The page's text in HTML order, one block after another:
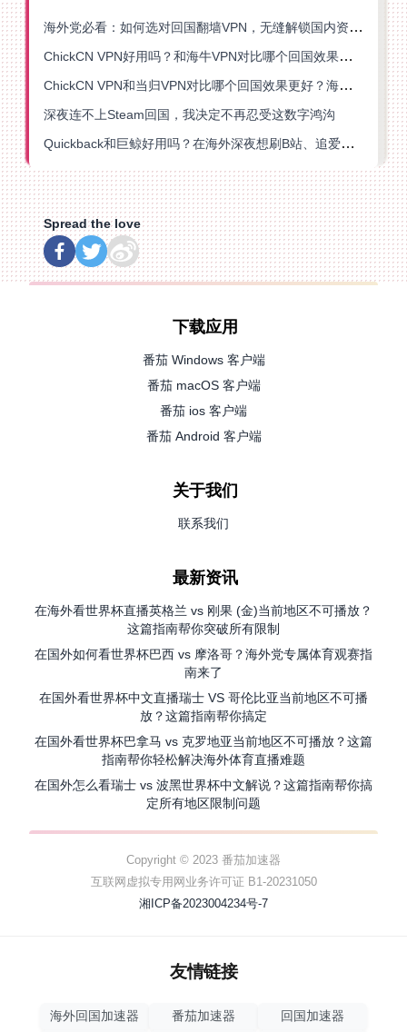
海外党必看：如何选对回国翻墙VPN，无缝解锁国内资源？
ChickCN VPN好用吗？和海牛VPN对比哪个回国效果更好？
ChickCN VPN和当归VPN对比哪个回国效果更好？海外党亲测后选了它
深夜连不上Steam回国，我决定不再忍受这数字鸿沟
Quickback和巨鲸好用吗？在海外深夜想刷B站、追爱奇艺的你，或许正需要这份答案
Spread the love
下载应用
番茄 Windows 客户端
番茄 macOS 客户端
番茄 ios 客户端
番茄 Android 客户端
关于我们
联系我们
最新资讯
在海外看世界杯直播英格兰 vs 刚果 (金)当前地区不可播放？
这篇指南帮你突破所有限制
在国外如何看世界杯巴西 vs 摩洛哥？海外党专属体育观赛指
南来了
在国外看世界杯中文直播瑞士 VS 哥伦比亚当前地区不可播
放？这篇指南帮你搞定
在国外看世界杯巴拿马 vs 克罗地亚当前地区不可播放？这篇
指南帮你轻松解决海外体育直播难题
在国外怎么看瑞士 vs 波黑世界杯中文解说？这篇指南帮你搞
定所有地区限制问题
Copyright © 2023 番茄加速器
互联网虚拟专用网业务许可证 B1-20231050
湘ICP备2023004234号-7
友情链接
海外回国加速器 番茄加速器 回国加速器